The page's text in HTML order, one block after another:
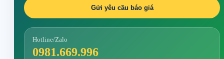
Gửi yêu cầu báo giá
Hotline/Zalo
0981.669.996